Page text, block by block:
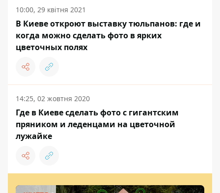
10:00, 29 квітня 2021
В Киеве откроют выставку тюльпанов: где и
когда можно сделать фото в ярких
цветочных полях
14:25, 02 жовтня 2020
Где в Киеве сделать фото с гигантским
пряником и леденцами на цветочной
лужайке